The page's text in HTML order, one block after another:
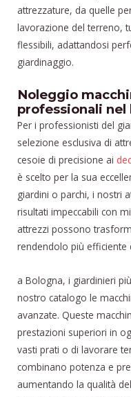
attrezzature, da quelle
lavorazione del terreno,
flessibili, adattandosi
giardinaggio.
Noleggio
professionali nel
Per i professionisti del
selezione esclusiva di
cesoie di precisione ai
è scelto per la sua
giardini o parchi, i nostri
risultati impeccabili con
attrezzi possono
rendendolo più efficiente
a Bologna, i giardinieri
nostro catalogo le
avanzate. Queste
prestazioni superiori in
vasti prati o di lavorare
combinano potenza e
aumentando la qualità